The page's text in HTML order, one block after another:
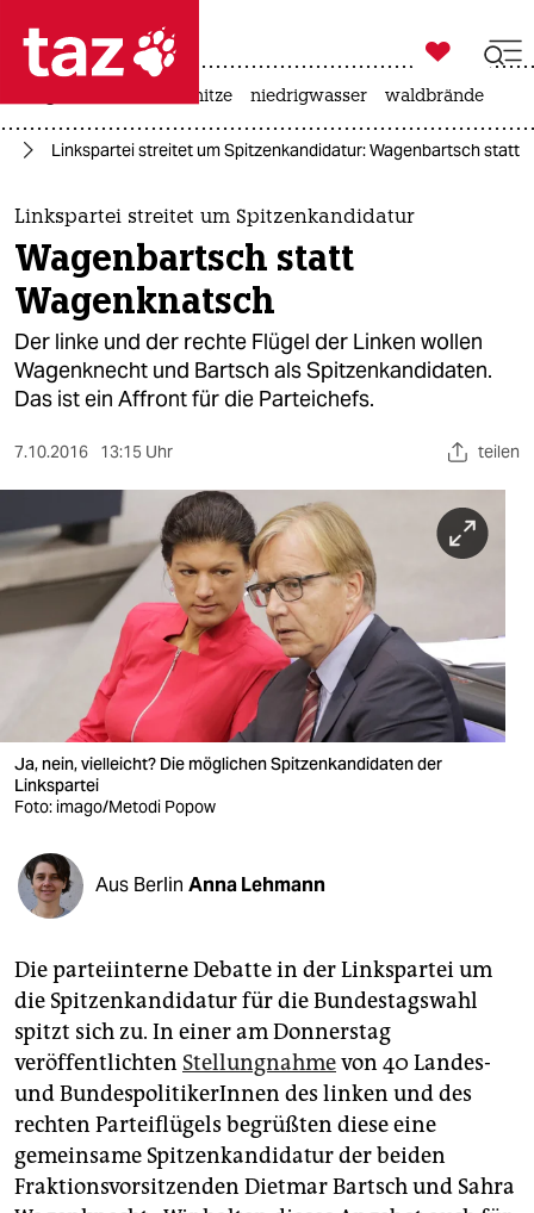
 taz zahl ich
taz zahl ich
themen
politik
öko
gesellschaft
sport
berlin
nord
wahrheit
verlag
veranstaltungen
fragen & hilfe
abo
genossenschaft
epaper login

taz zahl ich
hitze niedrigwasser waldbrände
Linkspartei streitet um Spitzenkandidatur: Wagenbartsch statt
Linkspartei streitet um Spitzenkandidatur
Wagenbartsch statt
Wagenknatsch
Der linke und der rechte Flügel der Linken wollen
Wagenknecht und Bartsch als Spitzenkandidaten.
Das ist ein Affront für die Parteichefs.
7.10.2016 13:15 Uhr teilen
Ja, nein, vielleicht? Die möglichen Spitzenkandidaten der
Linkspartei
Foto: imago/Metodi Popow
Aus Berlin Anna Lehmann
Die parteiinterne Debatte in der Linkspartei um
die Spitzenkandidatur für die Bundestagswahl
spitzt sich zu. In einer am Donnerstag
veröffentlichten Stellungnahmevon 40 Landes-
und BundespolitikerInnen des linken und des
rechten Parteiflügels begrüßten diese eine
gemeinsame Spitzenkandidatur der beiden
Fraktionsvorsitzenden Dietmar Bartsch und Sahra